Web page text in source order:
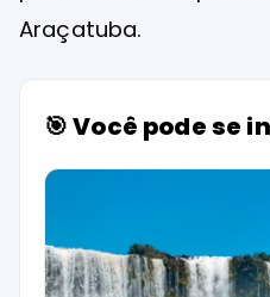
Araçatuba.
🎯 Você pode se